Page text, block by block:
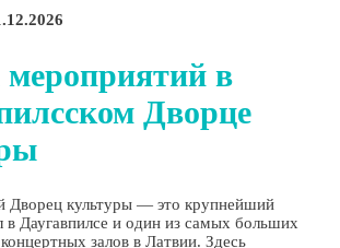
в
Дворце
Дворец культуры — это крупнейший
в Даугавпилсе и один из самых больших
залов в Латвии. Здесь